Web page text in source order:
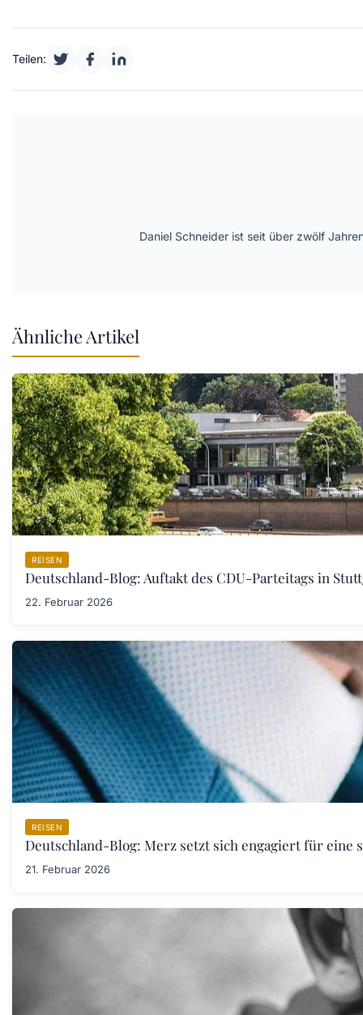
Teilen:
Daniel Schneider ist seit über zwölf
Ähnliche Artikel
REISEN
Deutschland-Blog: Auftakt des CDU-Parteitags in
22. Februar 2026
REISEN
Deutschland-Blog: Merz setzt sich engagiert für eine
21. Februar 2026